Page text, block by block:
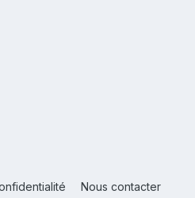
Nous contacter